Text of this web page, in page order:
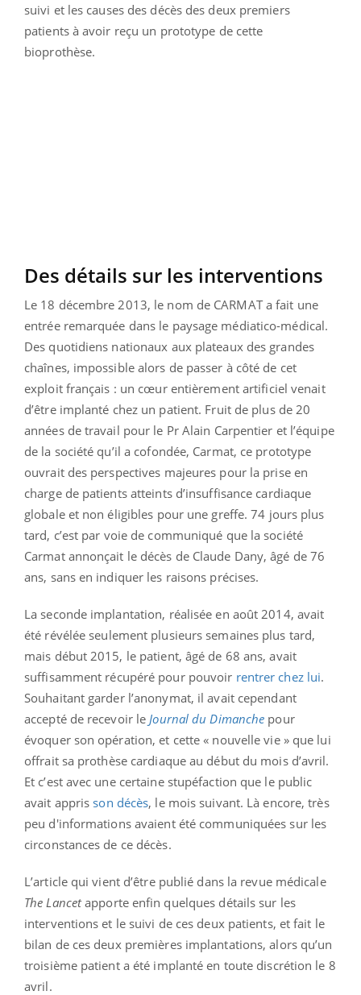
suivi et les causes des décès des deux premiers
patients à avoir reçu un prototype de cette
bioprothèse.
Des détails sur les interventions
Le 18 décembre 2013, le nom de CARMAT a fait une
entrée remarquée dans le paysage médiatico-médical.
Des quotidiens nationaux aux plateaux des grandes
chaînes, impossible alors de passer à côté de cet
exploit français : un cœur entièrement artificiel venait
d’être implanté chez un patient. Fruit de plus de 20
années de travail pour le Pr Alain Carpentier et l’équipe
de la société qu’il a cofondée, Carmat, ce prototype
ouvrait des perspectives majeures pour la prise en
charge de patients atteints d’insuffisance cardiaque
globale et non éligibles pour une greffe. 74 jours plus
tard, c’est par voie de communiqué que la société
Carmat annonçait le décès de Claude Dany, âgé de 76
ans, sans en indiquer les raisons précises.
La seconde implantation, réalisée en août 2014, avait
été révélée seulement plusieurs semaines plus tard,
mais début 2015, le patient, âgé de 68 ans, avait
suffisamment récupéré pour pouvoir rentrer chez lui.
Souhaitant garder l’anonymat, il avait cependant
accepté de recevoir le Journal du Dimanche pour
évoquer son opération, et cette « nouvelle vie » que lui
offrait sa prothèse cardiaque au début du mois d’avril.
Et c’est avec une certaine stupéfaction que le public
avait appris son décès, le mois suivant. Là encore, très
peu d'informations avaient été communiquées sur les
circonstances de ce décès.
L’article qui vient d’être publié dans la revue médicale
The Lancetapporte enfin quelques détails sur les
interventions et le suivi de ces deux patients, et fait le
bilan de ces deux premières implantations, alors qu’un
troisième patient a été implanté en toute discrétion le 8
avril.